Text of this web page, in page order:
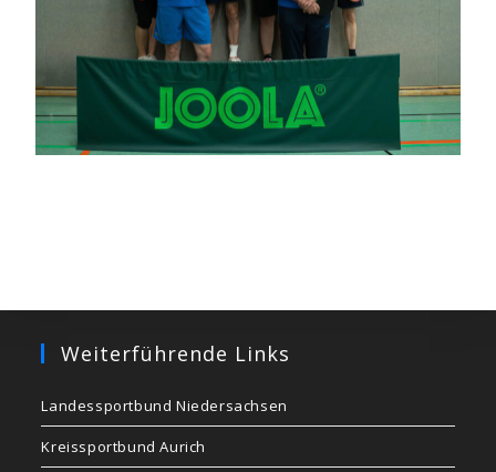
Weiterführende Links
Landessportbund Niedersachsen
Kreissportbund Aurich